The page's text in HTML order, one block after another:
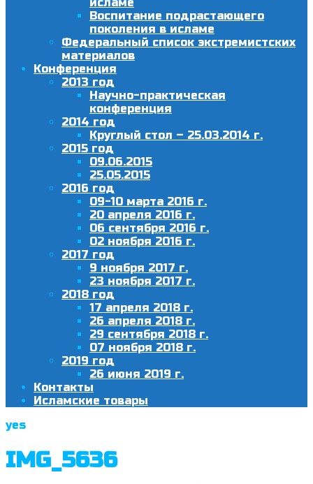
Воспитание подрастающего
поколения в исламе
Федеральный список экстремистских
материалов
Конференция
2013 год
Научно-практическая
конференция
2014 год
Круглый стол – 25.03.2014 г.
2015 год
09.06.2015
25.05.2015
2016 год
09-10 марта 2016 г.
20 апреля 2016 г.
06 сентября 2016 г.
02 ноября 2016 г.
2017 год
9 ноября 2017 г.
23 ноября 2017 г.
2018 год
17 апреля 2018 г.
26 апреля 2018 г.
29 сентября 2018 г.
07 ноября 2018 г.
2019 год
26 июня 2019 г.
Контакты
Исламские товары
yes
IMG_5636